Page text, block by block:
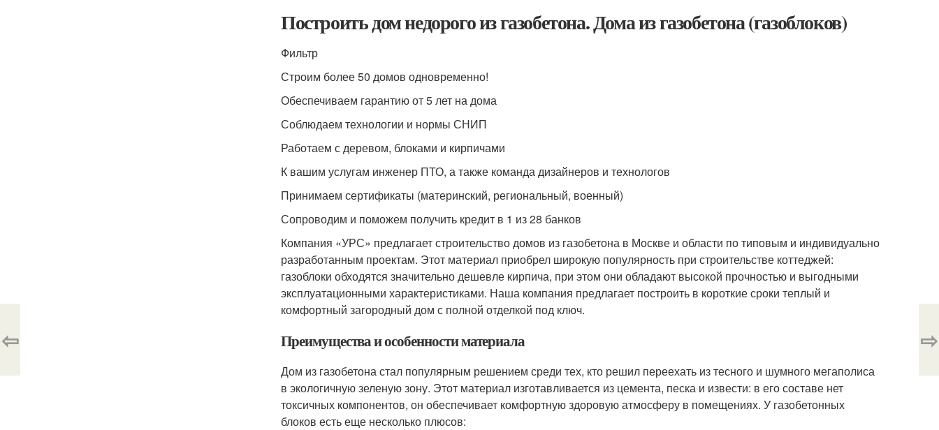
Построить дом недорого из газобетона. Дома из газобетона (газоблоков)
Фильтр
Строим более 50 домов одновременно!
Обеспечиваем гарантию от 5 лет на дома
Соблюдаем технологии и нормы СНИП
Работаем с деревом, блоками и кирпичами
К вашим услугам инженер ПТО, а также команда дизайнеров и технологов
Принимаем сертификаты (материнский, региональный, военный)
Сопроводим и поможем получить кредит в 1 из 28 банков
Компания «УРС» предлагает строительство домов из газобетона в Москве и области по типовым и индивидуально
разработанным проектам. Этот материал приобрел широкую популярность при строительстве коттеджей:
газоблоки обходятся значительно дешевле кирпича, при этом они обладают высокой прочностью и выгодными
эксплуатационными характеристиками. Наша компания предлагает построить в короткие сроки теплый и
комфортный загородный дом с полной отделкой под ключ.
Преимущества и особенности материала
Дом из газобетона стал популярным решением среди тех, кто решил переехать из тесного и шумного мегаполиса
в экологичную зеленую зону. Этот материал изготавливается из цемента, песка и извести: в его составе нет
токсичных компонентов, он обеспечивает комфортную здоровую атмосферу в помещениях. У газобетонных
блоков есть еще несколько плюсов:
⇦ ⇨